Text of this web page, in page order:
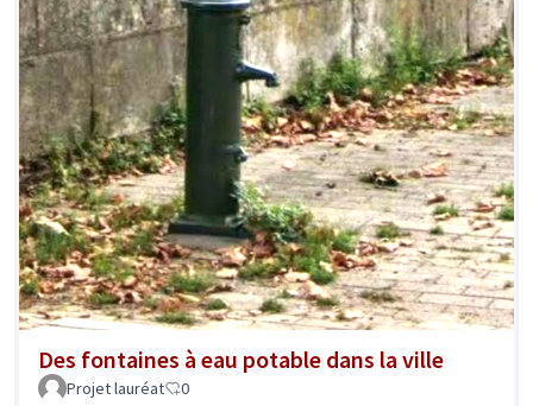
Des fontaines à eau potable dans la ville
Projet lauréat 0